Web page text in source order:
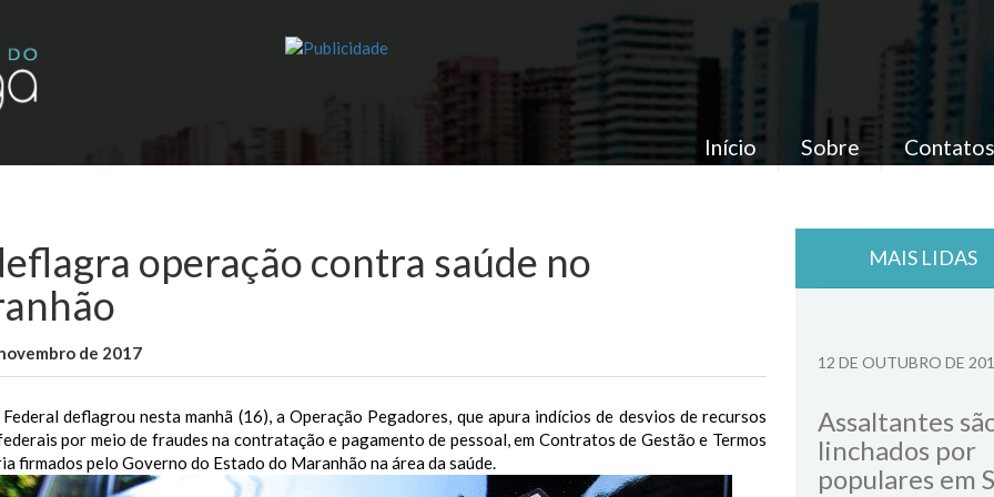
Início Sobre Contatos
operação contra saúde no
de 2017
deflagrou nesta manhã (16), a Operação Pegadores, que apura indícios de desvios de recursos
por meio de fraudes na contratação e pagamento de pessoal, em Contratos de Gestão e Termos
firmados pelo Governo do Estado do Maranhão na área da saúde.
MAIS LIDAS
12 DE OUTUBRO DE
Assaltantes
linchados por
populares em